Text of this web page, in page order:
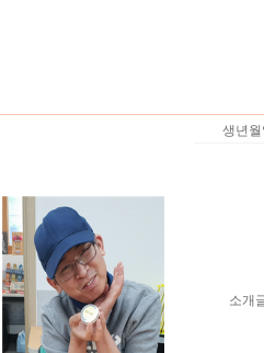
생년
소개